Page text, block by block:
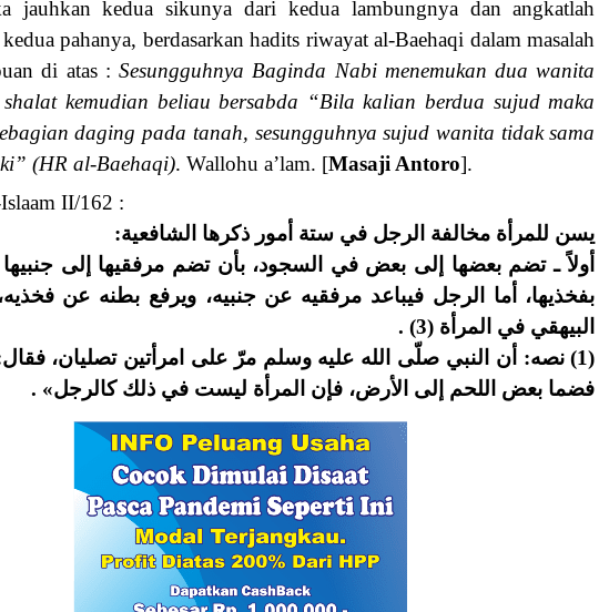
jauhkan kedua sikunya dari kedua lambungnya dan angkatlah
pahanya, berdasarkan hadits riwayat al-Baehaqi dalam masalah
di atas :Sesungguhnya Baginda Nabi menemukan dua wanita
shalat kemudian beliau bersabda “Bila kalian berdua sujud maka
daging pada tanah, sesungguhnya sujud wanita tidak sama
(HR al-Baehaqi). Wallohu a’lam. [Masaji Antoro].
II/162 :
يسن للمرأة مخالفة الرجل في ستة أمور ذكرها الشافعية:
أولاً ـ تضم بعضها إلى بعض في السجود، بأن تضم مرفقيها إلى
بفخذيها، أما الرجل فيباعد مرفقيه عن جنبيه، ويرفع بطنه عن
البيهقي في المرأة (3) .
(1) نصه: أن النبي صلّى الله عليه وسلم مرّ على امرأتين تصليان،
فضما بعض اللحم إلى الأرض، فإن المرأة ليست في ذلك كالرجل» .